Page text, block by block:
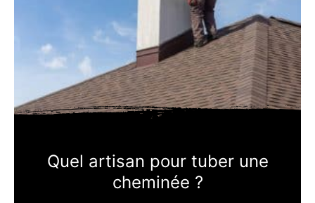
Quel artisan pour tuber une
cheminée ?